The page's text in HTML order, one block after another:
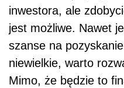
inwestora, ale
jest możliwe. Nawet
szanse na
niewielkie, warto
Mimo, że będzie to